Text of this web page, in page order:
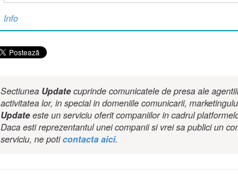
Info
Sectiunea Update cuprinde comunicatele de presa ale
activitatea lor, in special in domeniile comunicarii,
Update este un serviciu oferit companiilor in cadrul
Daca esti reprezentantul unei companii si vrei sa publici un
serviciu, ne poticontacta aici.